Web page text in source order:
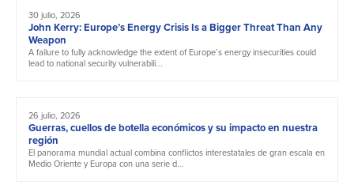
30 julio, 2026
John Kerry: Europe’s Energy Crisis Is a Bigger Threat Than Any
Weapon
A failure to fully acknowledge the extent of Europe’s energy insecurities could
lead to national security vulnerabili...
26 julio, 2026
Guerras, cuellos de botella económicos y su impacto en nuestra
región
El panorama mundial actual combina conflictos interestatales de gran escala en
Medio Oriente y Europa con una serie d...